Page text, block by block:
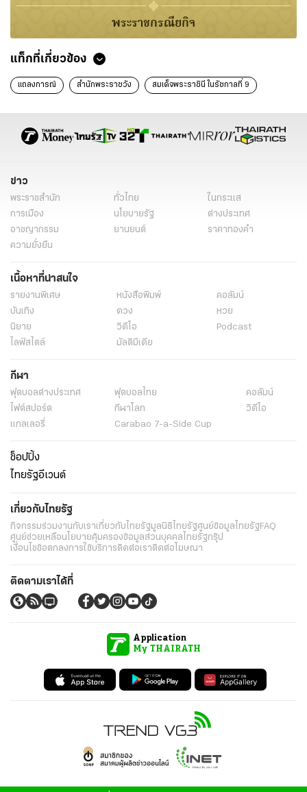
พระราชกรณียกิจ
แท็กที่เกี่ยวข้อง
แถลงการณ์ สำนักพระราชวัง สมเด็จพระราชินี ในรัชกาลที่ 9
ข่าว
พระราชสำนัก ทั่วไทย
ในกระแส
การเมือง
นโยบายรัฐ
ต่างประเทศ
อาชญากรรม
ยานยนต์
ราคาทองคำ
ความยั่งยืน
เนื้อหาที่น่าสนใจ
รายงานพิเศษ หนังสือพิมพ์
คอลัมน์
บันเทิง
ดวง
หวย
นิยาย
วิดีโอ
Podcast
ไลฟ์สไตล์
มัลติมีเดีย
กีฬา
ฟุตบอลต่่างประเทศ ฟุตบอลไทย
คอลัมน์
ไฟต์สปอร์ต
กีฬาโลก
วิดีโอ
แกลเลอรี่
Carabao 7-a-Side Cup
ช็อปปิ้ง
ไทยรัฐอีเวนต์
เกี่ยวกับไทยรัฐ
กิจกรรมร่วมงานกับเราเกี่ยวกับไทยรัฐมูลนิธิไทยรัฐศูนย์ข้อมูลไทยรัฐFAQ
ศูนย์ช่วยเหลือนโยบายคุ้มครองข้อมูลส่วนบุคคลไทยรัฐกรุ๊ป
เงื่อนไขข้อตกลงการใช้บริการติดต่อเราติดต่อโฆษณา
ติดตามเราได้ที่
Application
My THAIRATH